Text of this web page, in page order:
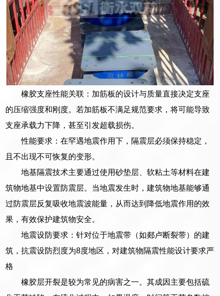
橡胶支座性能关联：加筋板的设计与质量直接决定支座
的压缩强度和刚度。若加筋板不满足规范要求，将可能导致
支座承载力下降，甚至引发超载损伤。
性能要求：在罕遇地震作用下，隔震层必须保持稳定，
且不出现不可恢复的变形。
地基隔震技术主要通过使用砂垫层、软粘土等材料在建
筑物地基中设置防震层。当地震发生时，建筑物地基能够通
过防震层反复吸收地震波能量，从而达到降低地震作用的效
果，有效保护建筑物安全。
地震设防要求：针对位于地震带（如郯卢断裂带）的建
筑，抗震设防烈度为8度地区，对建筑物隔震性能设计要求严
格
橡胶层开裂是较为常见的病害之一。其成因主要包括硫